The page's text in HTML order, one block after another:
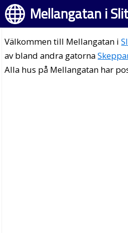
Mellangatan i
Välkommen till Mellangatan i
av bland andra gatorna
Alla hus på Mellangatan har